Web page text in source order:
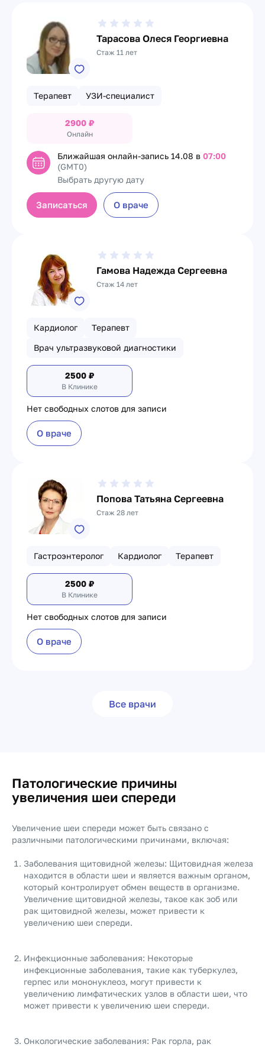
Тарасова Олеся Георгиевна
Стаж 11 лет
Терапевт УЗИ-специалист
2900 ₽
Онлайн
Ближайшая онлайн-запись 14.08 в 07:00
(GMT0)
Выбрать другую дату
Записаться О враче
Гамова Надежда Сергеевна
Стаж 14 лет
Кардиолог
Терапевт
Врач ультразвуковой диагностики
2500 ₽
В Клинике
Нет свободных слотов для записи
О враче
Попова Татьяна Сергеевна
Стаж 28 лет
Гастроэнтеролог Кардиолог Терапевт
2500 ₽
В Клинике
Нет свободных слотов для записи
О враче
Все врачи
Патологические причины
увеличения шеи спереди
Увеличение шеи спереди может быть связано с
различными патологическими причинами, включая:
Заболевания щитовидной железы: Щитовидная железа
находится в области шеи и является важным органом,
который контролирует обмен веществ в организме.
Увеличение щитовидной железы, такое как зоб или
рак щитовидной железы, может привести к
увеличению шеи спереди.
Инфекционные заболевания: Некоторые
инфекционные заболевания, такие как туберкулез,
герпес или мононуклеоз, могут привести к
увеличению лимфатических узлов в области шеи, что
может привести к увеличению шеи спереди.
Онкологические заболевания: Рак горла, рак